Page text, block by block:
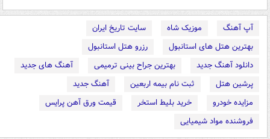
آپ آهنگ موزیک شاه
سایت تاریخ ایران
بهترین هتل های استانبول
رزرو هتل استانبول
دانلود آهنگ جدید
بهترین جراح بینی ترمیمی
آهنگ های جدید
پرشین هتل
ثبت نام بیمه اربعین
آهنگ جدید
مزایده خودرو
خرید بلیط استخر
قیمت ورق آهن پرایس
فروشنده مواد شیمیایی